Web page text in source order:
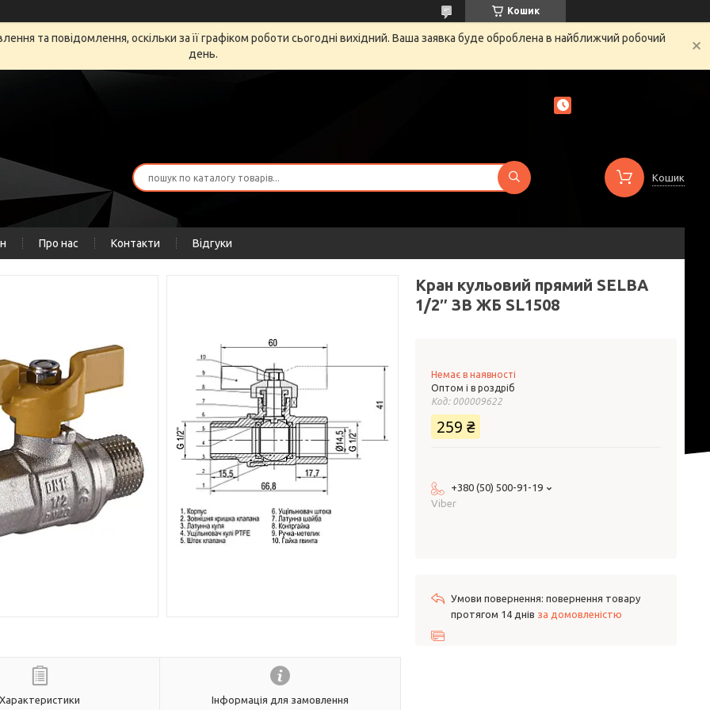
Кошик
та повідомлення, оскільки за її графіком роботи сьогодні вихідний. Ваша заявка буде оброблена в найближчий робочий
день.
Кошик
Про нас Контакти Відгуки
Характеристики Інформація для замовлення
Кран кульовий прямий SELBA
1/2″ ЗВ ЖБ SL1508
Немає в наявності
Оптом і в роздріб
Код: 000009622
259 ₴
+380 (50) 500-91-19
Viber
повернення товару
протягом 14 днів за домовленістю